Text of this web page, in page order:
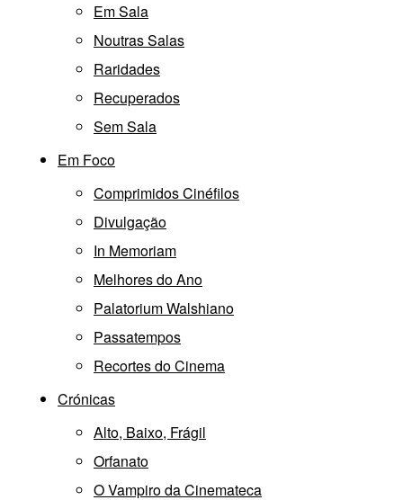
Em Sala
Noutras Salas
Raridades
Recuperados
Sem Sala
Em Foco
Comprimidos Cinéfilos
Divulgação
In Memoriam
Melhores do Ano
Palatorium Walshiano
Passatempos
Recortes do Cinema
Crónicas
Alto, Baixo, Frágil
Orfanato
O Vampiro da Cinemateca